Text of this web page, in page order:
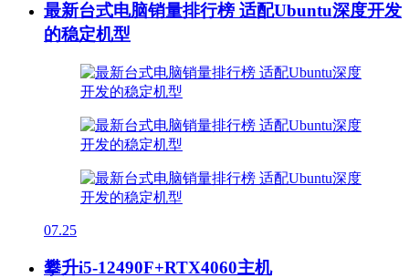
最新台式电脑销量排行榜 适配Ubuntu深度开发
的稳定机型
07.25
攀升i5-12490F+RTX4060主机